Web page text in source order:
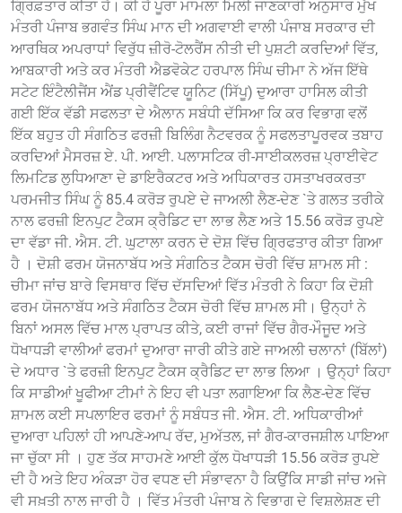
ਗ੍ਰਿਫ਼ਤਾਰ ਕੀਤਾ ਹੈ। ਕੀ ਹੈ ਪੂਰਾ ਮਾਮਲਾ ਮਿਲੀ ਜਾਣਕਾਰੀ ਅਨੁਸਾਰ ਮੁੱਖ
ਮੰਤਰੀ ਪੰਜਾਬ ਭਗਵੰਤ ਸਿੰਘ ਮਾਨ ਦੀ ਅਗਵਾਈ ਵਾਲੀ ਪੰਜਾਬ ਸਰਕਾਰ ਦੀ
ਆਰਥਿਕ ਅਪਰਾਧਾਂ ਵਿਰੁੱਧ ਜ਼ੀਰੋ-ਟੋਲਰੈਂਸ ਨੀਤੀ ਦੀ ਪੁਸ਼ਟੀ ਕਰਦਿਆਂ ਵਿੱਤ,
ਆਬਕਾਰੀ ਅਤੇ ਕਰ ਮੰਤਰੀ ਐਡਵੋਕੇਟ ਹਰਪਾਲ ਸਿੰਘ ਚੀਮਾ ਨੇ ਅੱਜ ਇੱਥੇ
ਸਟੇਟ ਇੰਟੈਲੀਜੈਂਸ ਐਂਡ ਪ੍ਰੀਵੈਂਟਿਵ ਯੂਨਿਟ (ਸਿੱਪੂ) ਦੁਆਰਾ ਹਾਸਿਲ ਕੀਤੀ
ਗਈ ਇੱਕ ਵੱਡੀ ਸਫਲਤਾ ਦੇ ਐਲਾਨ ਸਬੰਧੀ ਦੱਸਿਆ ਕਿ ਕਰ ਵਿਭਾਗ ਵਲੋਂ
ਇੱਕ ਬਹੁਤ ਹੀ ਸੰਗਠਿਤ ਫਰਜ਼ੀ ਬਿਲਿੰਗ ਨੈਟਵਰਕ ਨੂੰ ਸਫਲਤਾਪੂਰਵਕ ਤਬਾਹ
ਕਰਦਿਆਂ ਮੈਸਰਜ਼ ਏ. ਪੀ. ਆਈ. ਪਲਾਸਟਿਕ ਰੀ-ਸਾਈਕਲਰਜ਼ ਪ੍ਰਾਈਵੇਟ
ਲਿਮਟਿਡ ਲੁਧਿਆਣਾ ਦੇ ਡਾਇਰੈਕਟਰ ਅਤੇ ਅਧਿਕਾਰਤ ਹਸਤਾਖਰਕਰਤਾ
ਪਰਮਜੀਤ ਸਿੰਘ ਨੂੰ 85.4 ਕਰੋੜ ਰੁਪਏ ਦੇ ਜਾਅਲੀ ਲੈਣ-ਦੇਣ `ਤੇ ਗਲਤ ਤਰੀਕੇ
ਨਾਲ ਫਰਜ਼ੀ ਇਨਪੁਟ ਟੈਕਸ ਕ੍ਰੈਡਿਟ ਦਾ ਲਾਭ ਲੈਣ ਅਤੇ 15.56 ਕਰੋੜ ਰੁਪਏ
ਦਾ ਵੱਡਾ ਜੀ. ਐਸ. ਟੀ. ਘੁਟਾਲਾ ਕਰਨ ਦੇ ਦੋਸ਼ ਵਿੱਚ ਗ੍ਰਿਫਤਾਰ ਕੀਤਾ ਗਿਆ
ਹੈ । ਦੋਸ਼ੀ ਫਰਮ ਯੋਜਨਾਬੱਧ ਅਤੇ ਸੰਗਠਿਤ ਟੈਕਸ ਚੋਰੀ ਵਿੱਚ ਸ਼ਾਮਲ ਸੀ :
ਚੀਮਾ ਜਾਂਚ ਬਾਰੇ ਵਿਸਥਾਰ ਵਿੱਚ ਦੱਸਦਿਆਂ ਵਿੱਤ ਮੰਤਰੀ ਨੇ ਕਿਹਾ ਕਿ ਦੋਸ਼ੀ
ਫਰਮ ਯੋਜਨਾਬੱਧ ਅਤੇ ਸੰਗਠਿਤ ਟੈਕਸ ਚੋਰੀ ਵਿੱਚ ਸ਼ਾਮਲ ਸੀ। ਉਨ੍ਹਾਂ ਨੇ
ਬਿਨਾਂ ਅਸਲ ਵਿੱਚ ਮਾਲ ਪ੍ਰਾਪਤ ਕੀਤੇ, ਕਈ ਰਾਜਾਂ ਵਿੱਚ ਗੈਰ-ਮੌਜੂਦ ਅਤੇ
ਧੋਖਾਧੜੀ ਵਾਲੀਆਂ ਫਰਮਾਂ ਦੁਆਰਾ ਜਾਰੀ ਕੀਤੇ ਗਏ ਜਾਅਲੀ ਚਲਾਨਾਂ (ਬਿੱਲਾਂ)
ਦੇ ਅਧਾਰ `ਤੇ ਫਰਜ਼ੀ ਇਨਪੁਟ ਟੈਕਸ ਕ੍ਰੈਡਿਟ ਦਾ ਲਾਭ ਲਿਆ । ਉਨ੍ਹਾਂ ਕਿਹਾ
ਕਿ ਸਾਡੀਆਂ ਖੂਫੀਆ ਟੀਮਾਂ ਨੇ ਇਹ ਵੀ ਪਤਾ ਲਗਾਇਆ ਕਿ ਲੈਣ-ਦੇਣ ਵਿੱਚ
ਸ਼ਾਮਲ ਕਈ ਸਪਲਾਇਰ ਫਰਮਾਂ ਨੂੰ ਸਬੰਧਤ ਜੀ. ਐਸ. ਟੀ. ਅਧਿਕਾਰੀਆਂ
ਦੁਆਰਾ ਪਹਿਲਾਂ ਹੀ ਆਪਣੇ-ਆਪ ਰੱਦ, ਮੁਅੱਤਲ, ਜਾਂ ਗੈਰ-ਕਾਰਜਸ਼ੀਲ ਪਾਇਆ
ਜਾ ਚੁੱਕਾ ਸੀ । ਹੁਣ ਤੱਕ ਸਾਹਮਣੇ ਆਈ ਕੁੱਲ ਧੋਖਾਧੜੀ 15.56 ਕਰੋੜ ਰੁਪਏ
ਦੀ ਹੈ ਅਤੇ ਇਹ ਅੰਕੜਾ ਹੋਰ ਵਧਣ ਦੀ ਸੰਭਾਵਨਾ ਹੈ ਕਿਉਂਕਿ ਸਾਡੀ ਜਾਂਚ ਅਜੇ
ਵੀ ਸਖ਼ਤੀ ਨਾਲ ਜਾਰੀ ਹੈ । ਵਿੱਤ ਮੰਤਰੀ ਪੰਜਾਬ ਨੇ ਵਿਭਾਗ ਦੇ ਵਿਸ਼ਲੇਸ਼ਣ ਦੀ